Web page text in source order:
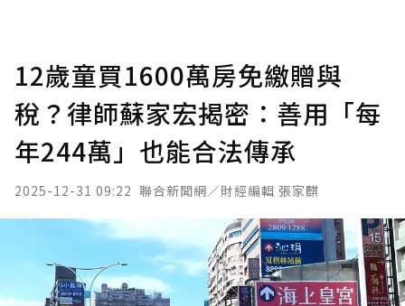
12歲童買1600萬房免繳贈與
稅？律師蘇家宏揭密：善用「每
年244萬」也能合法傳承
2025-12-31 09:22 聯合新聞網／財經編輯 張家麒